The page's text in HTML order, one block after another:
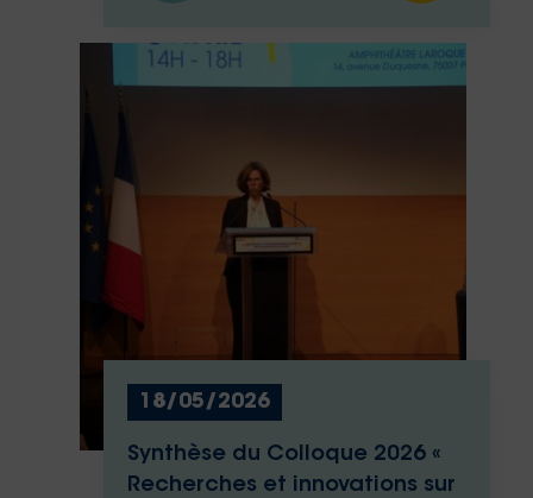
18/05/2026
Synthèse du Colloque 2026 «
Recherches et innovations sur